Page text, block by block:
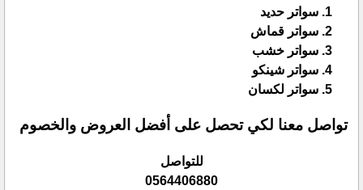
سواتر حديد
سواتر قماش
سواتر خشب
سواتر شينكو
سواتر لكسان
تواصل معنا لكي تحصل على أفضل العروض والخصوم
للتواصل
0564406880